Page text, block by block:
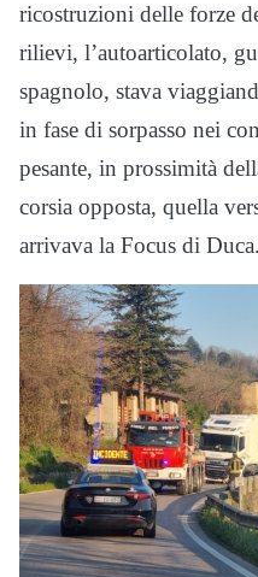
ricostruzioni delle forze
rilievi, l’autoarticolato,
spagnolo, stava
in fase di sorpasso nei
pesante, in prossimità
corsia opposta, quella
arrivava la Focus di